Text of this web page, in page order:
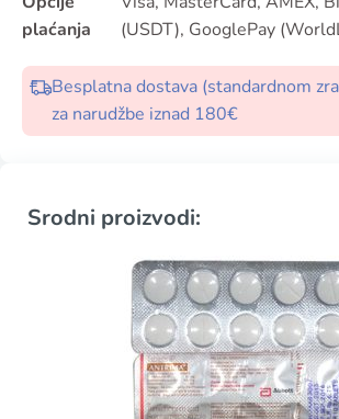
plaćanja
(USDT), GooglePay
Besplatna dostava (standardnom
za narudžbe iznad 180€
Srodni proizvodi: